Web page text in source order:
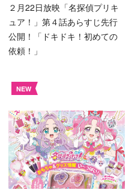
２月22日放映「名探偵プリキ
ュア！」第４話あらすじ先行
公開！「ドキドキ！初めての
依頼！」
NEW